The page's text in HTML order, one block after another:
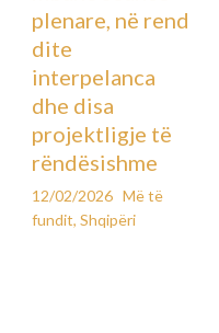
plenare, në rend
dite
interpelanca
dhe disa
projektligje të
rëndësishme
12/02/2026 Më të
fundit,Shqipëri